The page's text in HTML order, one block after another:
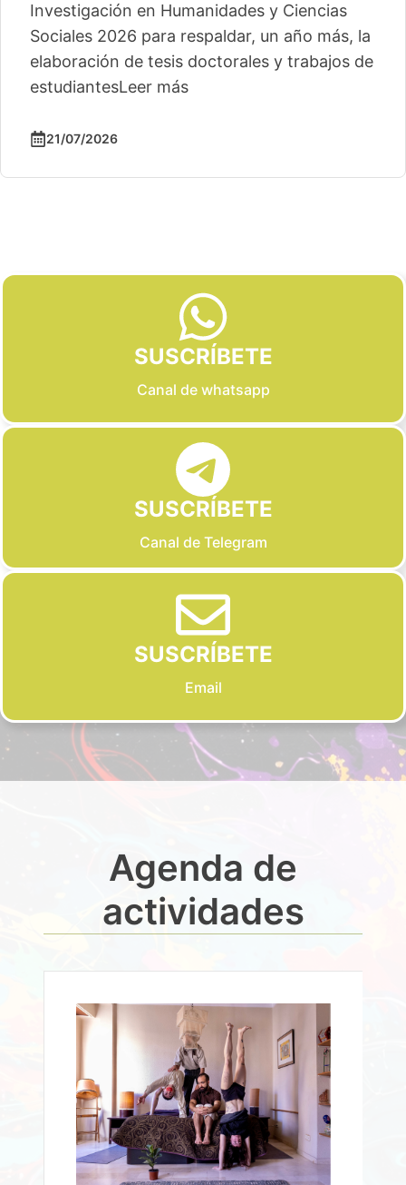
Investigación en Humanidades y Ciencias
Sociales 2026 para respaldar, un año más, la
elaboración de tesis doctorales y trabajos de
estudiantesLeer más
21/07/2026
SUSCRÍBETE
Canal de whatsapp
SUSCRÍBETE
Canal de Telegram
SUSCRÍBETE
Email
Agenda de
actividades